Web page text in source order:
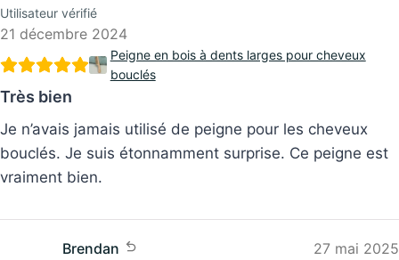
Utilisateur vérifié
21 décembre 2024
Peigne en bois à dents larges pour cheveux
Très bien
Je n’avais jamais utilisé de peigne pour les cheveux
bouclés. Je suis étonnamment surprise. Ce peigne est